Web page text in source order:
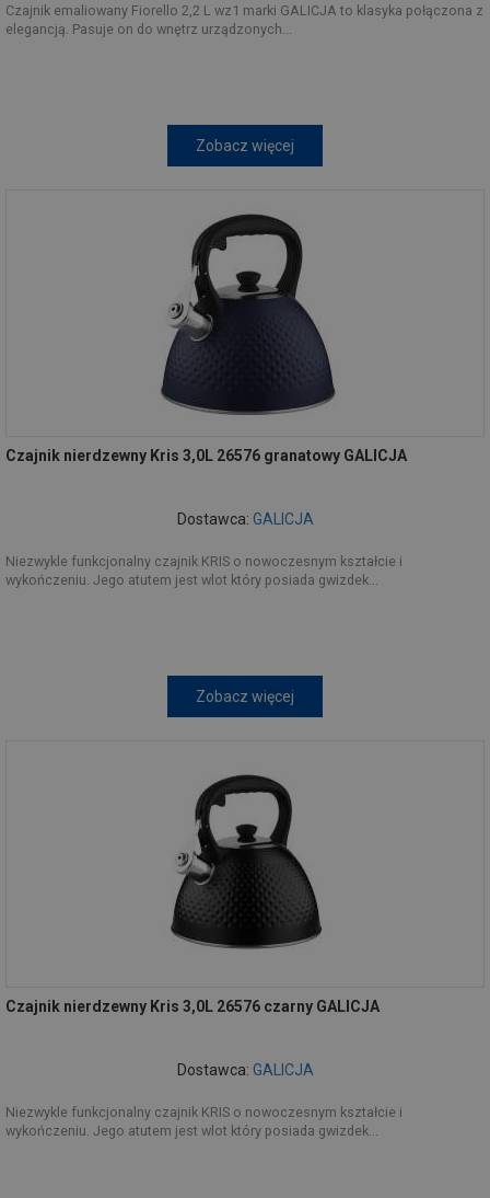
Czajnik emaliowany Fiorello 2,2 L wz1 marki GALICJA to klasyka połączona z
elegancją. Pasuje on do wnętrz urządzonych...
Zobacz więcej
Czajnik nierdzewny Kris 3,0L 26576 granatowy GALICJA
Dostawca: GALICJA
Niezwykle funkcjonalny czajnik KRIS o nowoczesnym kształcie i
wykończeniu. Jego atutem jest wlot który posiada gwizdek...
Zobacz więcej
Czajnik nierdzewny Kris 3,0L 26576 czarny GALICJA
Dostawca: GALICJA
Niezwykle funkcjonalny czajnik KRIS o nowoczesnym kształcie i
wykończeniu. Jego atutem jest wlot który posiada gwizdek...